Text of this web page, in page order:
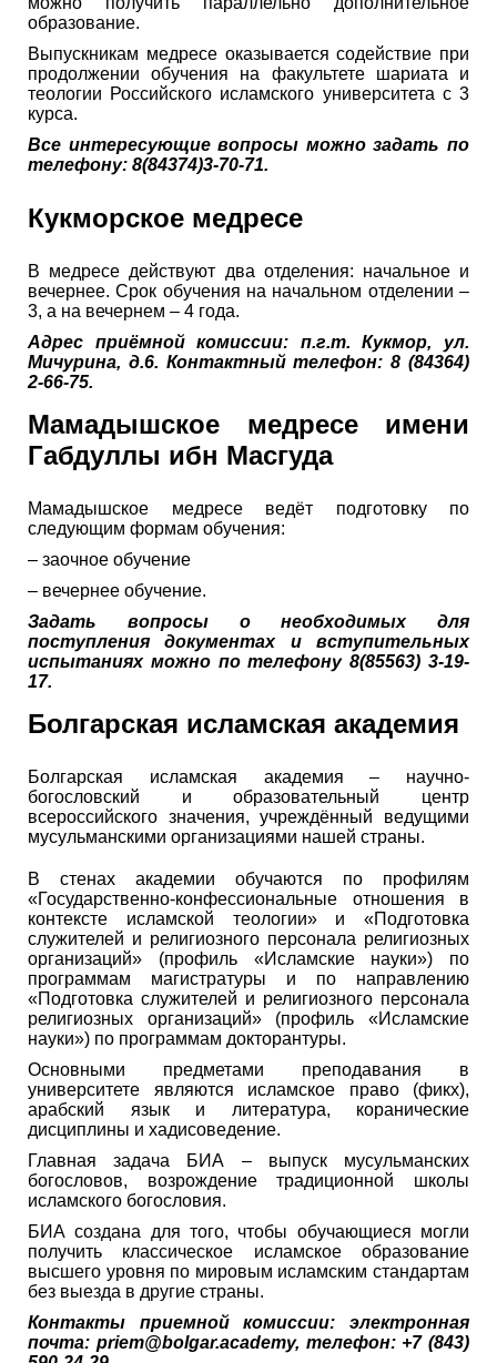
образование.
Выпускникам медресе оказывается содействие при
продолжении обучения на факультете шариата и
теологии Российского исламского университета с 3
курса.
Все интересующие вопросы можно задать по
телефону: 8(84374)3-70-71.
Кукморское медресе
В медресе действуют два отделения: начальное и
вечернее. Срок обучения на начальном отделении –
3, а на вечернем – 4 года.
Адрес приёмной комиссии: п.г.т. Кукмор, ул.
Мичурина, д.6. Контактный телефон: 8 (84364)
2-66-75.
Мамадышское медресе имени
Габдуллы ибн Масгуда
Мамадышское медресе ведёт подготовку по
следующим формам обучения:
– заочное обучение
– вечернее обучение.
Задать вопросы о необходимых для
поступления документах и вступительных
испытаниях можно по телефону 8(85563) 3-19-
17.
Болгарская исламская академия
Болгарская исламская академия – научно-
богословский и образовательный центр
всероссийского значения, учреждённый ведущими
мусульманскими организациями нашей страны.
В стенах академии обучаются по профилям
«Государственно-конфессиональные отношения в
контексте исламской теологии» и «Подготовка
служителей и религиозного персонала религиозных
организаций» (профиль «Исламские науки») по
программам магистратуры и по направлению
«Подготовка служителей и религиозного персонала
религиозных организаций» (профиль «Исламские
науки») по программам докторантуры.
Основными предметами преподавания в
университете являются исламское право (фикх),
арабский язык и литература, коранические
дисциплины и хадисоведение.
Главная задача БИА – выпуск мусульманских
богословов, возрождение традиционной школы
исламского богословия.
БИА создана для того, чтобы обучающиеся могли
получить классическое исламское образование
высшего уровня по мировым исламским стандартам
без выезда в другие страны.
Контакты приемной комиссии: электронная
почта: priem@bolgar.academy, телефон: +7 (843)